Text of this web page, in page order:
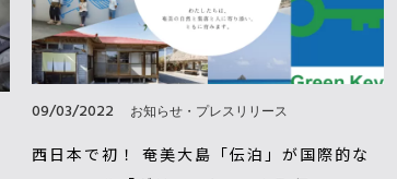
09/03/2022 お知らせ・プレスリリース
西日本で初！ 奄美大島「伝泊」が国際的な